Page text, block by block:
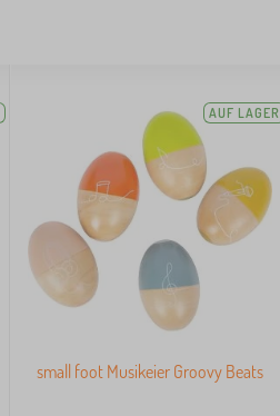
AUF LAGER
small foot Musikeier Groovy Beats